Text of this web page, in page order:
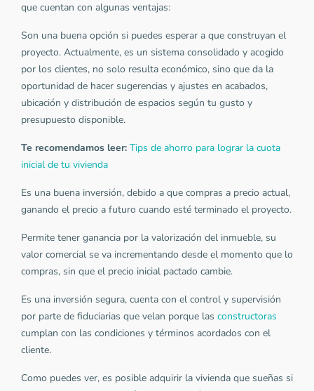
que cuentan con algunas ventajas:
Son una buena opción si puedes esperar a que construyan el
proyecto. Actualmente, es un sistema consolidado y acogido
por los clientes, no solo resulta económico, sino que da la
oportunidad de hacer sugerencias y ajustes en acabados,
ubicación y distribución de espacios según tu gusto y
presupuesto disponible.
Te recomendamos leer: Tips de ahorro para lograr la cuota
inicial de tu vivienda
Es una buena inversión, debido a que compras a precio actual,
ganando el precio a futuro cuando esté terminado el proyecto.
Permite tener ganancia por la valorización del inmueble, su
valor comercial se va incrementando desde el momento que lo
compras, sin que el precio inicial pactado cambie.
Es una inversión segura, cuenta con el control y supervisión
por parte de fiduciarias que velan porque las constructoras
cumplan con las condiciones y términos acordados con el
cliente.
Como puedes ver, es posible adquirir la vivienda que sueñas si